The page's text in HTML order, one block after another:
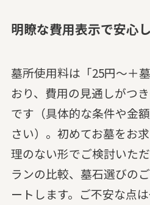
明瞭な費用表示で安心
墓所使用料は「25円～＋
おり、費用の見通しがつ
です（具体的な条件や金
さい）。初めてお墓をお
理のない形でご検討いた
ランの比較、墓石選びの
ートします。ご不安な点